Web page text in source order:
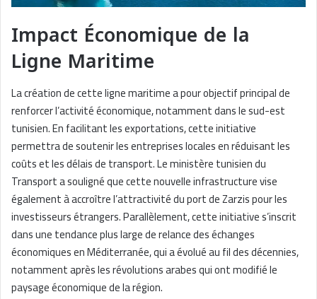
Impact Économique de la
Ligne Maritime
La création de cette ligne maritime a pour objectif principal de
renforcer l’activité économique, notamment dans le sud-est
tunisien. En facilitant les exportations, cette initiative
permettra de soutenir les entreprises locales en réduisant les
coûts et les délais de transport. Le ministère tunisien du
Transport a souligné que cette nouvelle infrastructure vise
également à accroître l’attractivité du port de Zarzis pour les
investisseurs étrangers. Parallèlement, cette initiative s’inscrit
dans une tendance plus large de relance des échanges
économiques en Méditerranée, qui a évolué au fil des décennies,
notamment après les révolutions arabes qui ont modifié le
paysage économique de la région.